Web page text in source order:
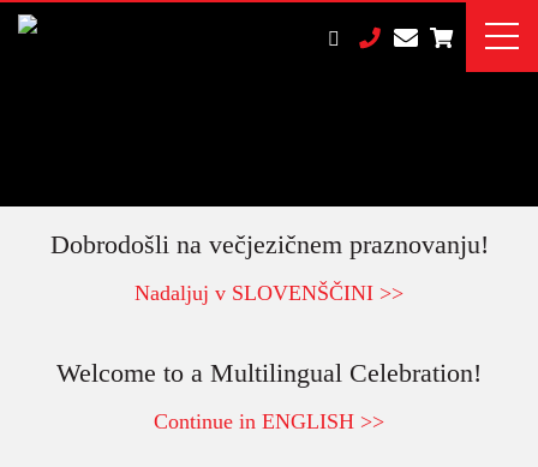
Dobrodošli na večjezičnem praznovanju!​
Nadaljuj v SLOVENŠČINI >>
Welcome to a Multilingual Celebration!
Continue in ENGLISH >>